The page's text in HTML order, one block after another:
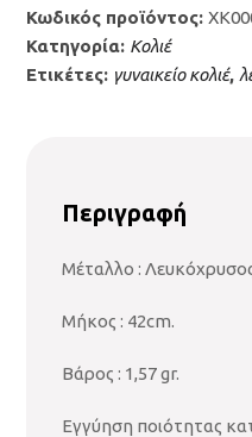
Κωδικός προϊόντος:
Κατηγορία: Κολιέ
Ετικέτες: γυναικείο κολιέ,
Περιγραφή
Μέταλλο :
Μήκος : 42cm.
Βάρος : 1,57 gr.
Εγγύηση ποιότητας